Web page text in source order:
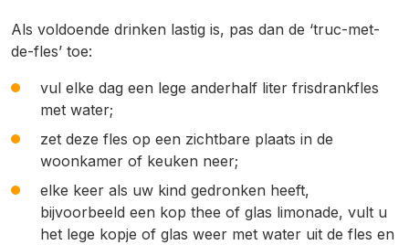
Als voldoende drinken lastig is, pas dan de ‘truc-met-
de-fles’ toe:
vul elke dag een lege anderhalf liter frisdrankfles
met water;
zet deze fles op een zichtbare plaats in de
woonkamer of keuken neer;
elke keer als uw kind gedronken heeft,
bijvoorbeeld een kop thee of glas limonade, vult u
het lege kopje of glas weer met water uit de fles en